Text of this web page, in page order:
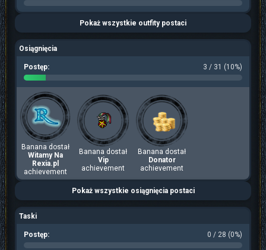
Pokaż wszystkie outfity postaci
Osiągnięcia
Postęp: 3 / 31 (10%)
Banana dostał
Witamy Na
Rexia.pl
achievement
Banana dostał
Vip
achievement
Banana dostał
Donator
achievement
Pokaż wszystkie osiągnięcia postaci
Taski
Postęp: 0 / 28 (0%)